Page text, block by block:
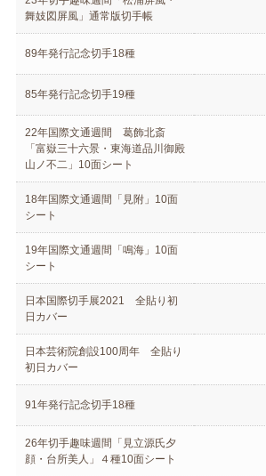
舞妓図屏風」通常版切手帳
89年発行記念切手18種
85年発行記念切手19種
22年国際文通週間 葛飾北斎
「富嶽三十六景・東海道品川御殿
山ノ不二」10面シート
18年国際文通週間「見附」10面
シート
19年国際文通週間「鳴海」10面
シート
日本国際切手展2021 全貼り初
日カバー
日本芸術院創設100周年 全貼り
初日カバー
91年発行記念切手18種
26年切手趣味週間「見立源氏夕
顔・台所美人」４種10面シート